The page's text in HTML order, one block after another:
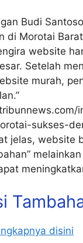
Budi
di Morotai
website
Setelah
murah,
sukses-
jelas, website
disini